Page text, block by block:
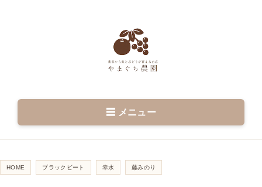
☰ メニュー
HOME ブラックビート 幸水 藤みのり